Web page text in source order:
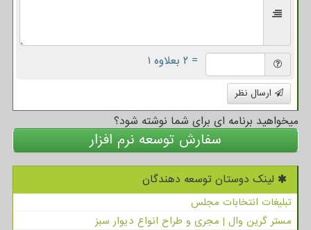
= ۲ بعلاوه ۱
ارسال نظر
میخواهید برنامه ای برای شما نوشته شود؟
سفارش توسعه نرم افزار
لینک دوستان توسعه دهندگان
تبلیغات انتخابات مجلس
مستر گرین وال | مجری و طراح انواع دیوار سبز